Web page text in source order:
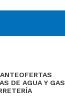
OFERTAS
DE AGUA Y GAS